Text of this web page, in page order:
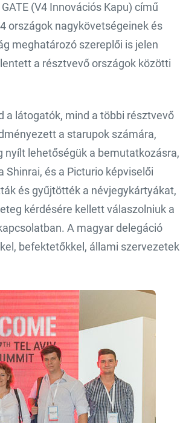
(V4 Innovációs Kapu) című
országok nagykövetségeinek és
meghatározó szereplői is jelen
a résztvevő országok közötti
a látogatók, mind a többi résztvevő
a starupok számára,
nyílt lehetőségük a bemutatkozásra,
és a Picturio képviselői
és gyűjtötték a névjegykártyákat,
kérdésére kellett válaszolniuk a
A magyar delegáció
befektetőkkel, állami szervezetek